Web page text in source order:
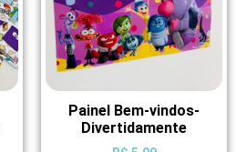
Painel Bem-vindos-
Divertidamente